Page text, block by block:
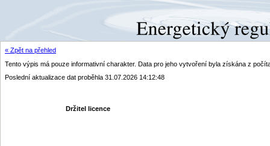
« Zpět na přehled
Tento výpis má pouze informativní charakter. Data pro jeho vytvoření byla získána z
Poslední aktualizace dat proběhla 31.07.2026 14:12:48
Držitel licence